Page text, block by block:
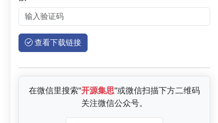
查看下载链接
在微信里搜索"开源集思"或微信扫描下方二维码
关注微信公众号。